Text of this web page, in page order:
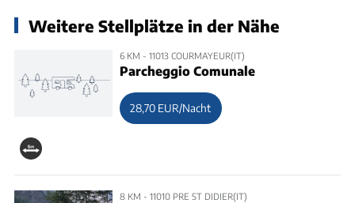
Weitere Stellplätze in der Nähe
6 KM - 11013 COURMAYEUR(IT)
Parcheggio Comunale
28,70 EUR/Nacht
8 KM - 11010 PRE ST DIDIER(IT)